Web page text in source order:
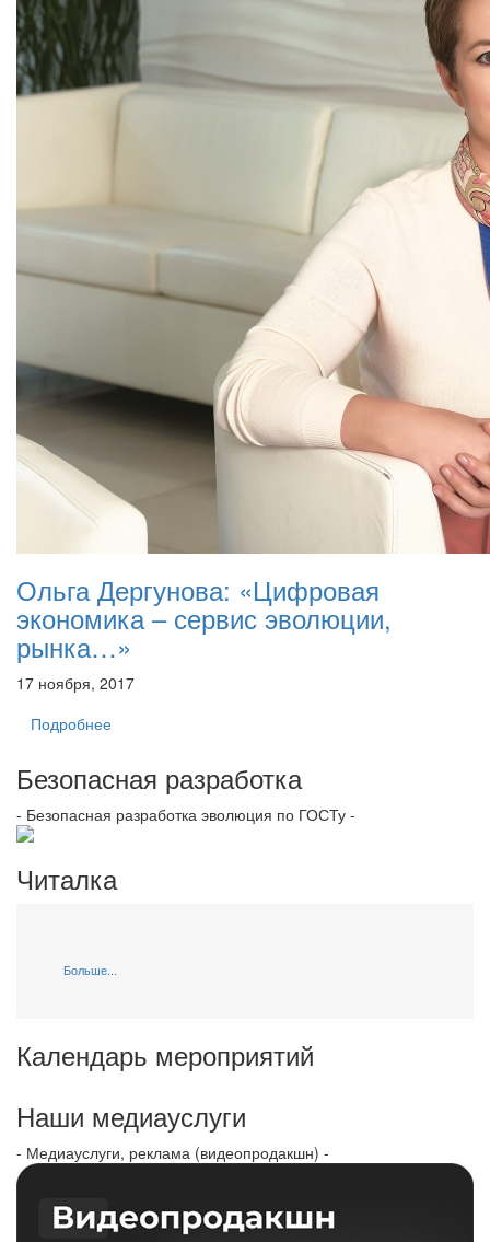
Ольга Дергунова: «Цифровая
экономика – сервис эволюции,
рынка…»
17 ноября, 2017
Подробнее
Безопасная разработка
- Безопасная разработка эволюция по ГОСТу -
Читалка
Больше...
Календарь мероприятий
Наши медиауслуги
- Медиауслуги, реклама (видеопродакшн) -